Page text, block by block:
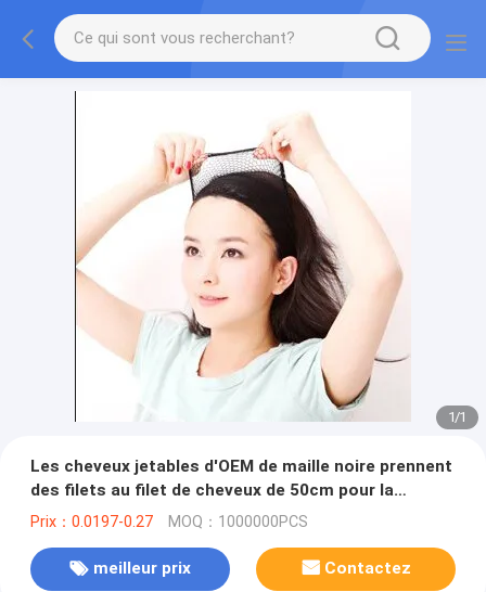
1/1
Les cheveux jetables d'OEM de maille noire prennent
des filets au filet de cheveux de 50cm pour la
restauration
Prix：0.0197-0.27 MOQ：1000000PCS
meilleur prix Contactez